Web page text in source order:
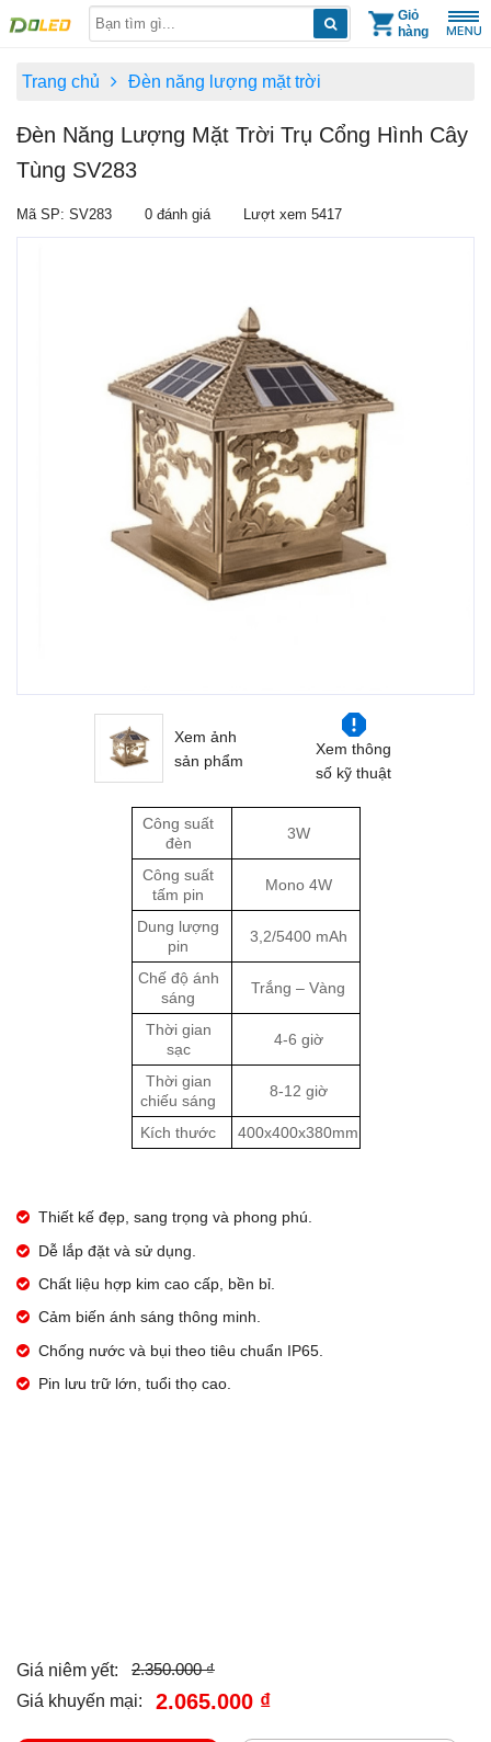
Giỏ
hàng
Trang chủ Đèn năng lượng mặt trời
Đèn Năng Lượng Mặt Trời Trụ Cổng Hình Cây
Tùng SV283
Mã SP: SV283 0 đánh giá Lượt xem 5417
Xem ảnh
sản phẩm
Xem thông
số kỹ thuật
Công suất
đèn
3W
Công suất
tấm pin
Mono 4W
Dung lượng
pin
3,2/5400 mAh
Chế độ ánh
sáng
Trắng – Vàng
Thời gian
sạc
4-6 giờ
Thời gian
chiếu sáng
8-12 giờ
Kích thước 400x400x380mm
Thiết kế đẹp, sang trọng và phong phú.
Dễ lắp đặt và sử dụng.
Chất liệu hợp kim cao cấp, bền bỉ.
Cảm biến ánh sáng thông minh.
Chống nước và bụi theo tiêu chuẩn IP65.
Pin lưu trữ lớn, tuổi thọ cao.
Giá niêm yết:
2.350.000 ₫
Giá khuyến mại:
2.065.000 ₫